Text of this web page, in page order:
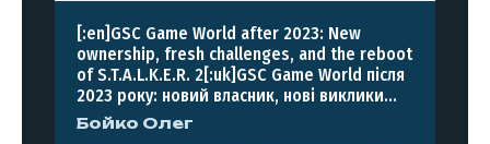
[:en]GSC Game World after 2023: New
ownership, fresh challenges, and the reboot
of S.T.A.L.K.E.R. 2[:uk]GSC Game World після
2023 року: новий власник, нові виклики...
Бойко Олег